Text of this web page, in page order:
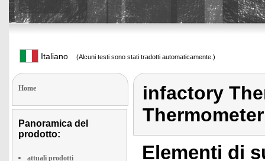
Italiano (Alcuni testi sono stati tradotti automaticamente.)
Home
Panoramica del
prodotto:
attuali prodotti
infactory
Elementi di